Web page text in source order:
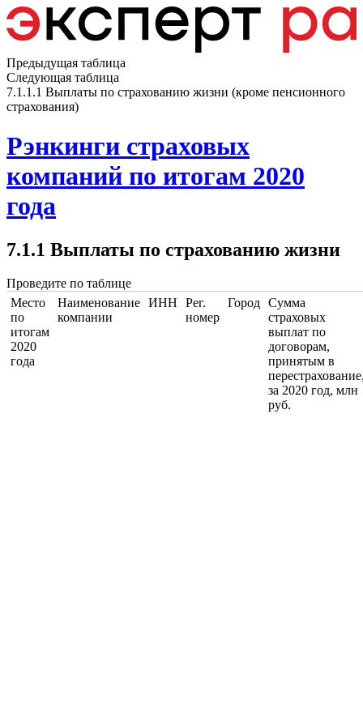
Предыдущая таблица
Следующая таблица
7.1.1.1 Выплаты по страхованию жизни (кроме пенсионного
страхования)
Рэнкинги страховых
компаний по итогам 2020
года
7.1.1 Выплаты по страхованию жизни
Проведите по таблице
Место
по
итогам
2020
года
Наименование
компании
ИНН
Рег.
номер
Город Сумма
страховых
выплат по
договорам,
принятым в
за 2020 год, млн
руб.